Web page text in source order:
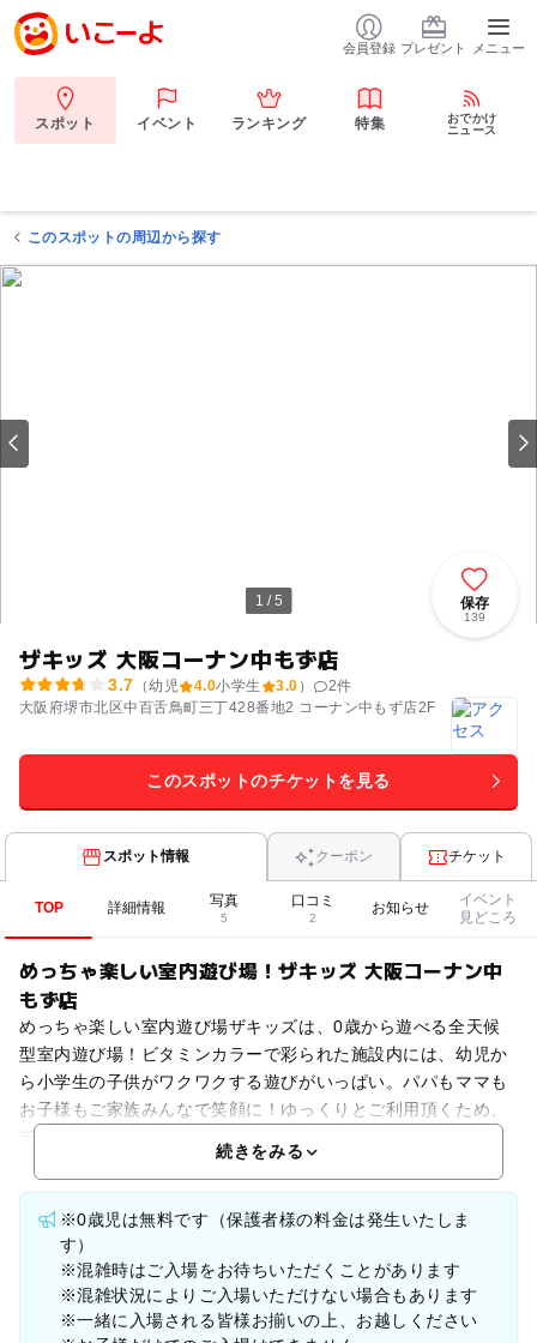
会員登録 プレゼント メニュー
スポット イベント ランキング 特集
おでかけ
ニュース
このスポットの周辺から探す
1 / 5
ザキッズ 大阪コーナン中もず店
3.7 （幼児 4.0小学生 3.0 ） 2件
大阪府堺市北区中百舌鳥町三丁428番地2 コーナン中もず店2F
このスポットのチケットを見る
保存
139
スポット情報 クーポン チケット
TOP 詳細情報 写真
5
口コミ
2
お知らせ
イベント
見どころ
めっちゃ楽しい室内遊び場！ザキッズ 大阪コーナン中
もず店
めっちゃ楽しい室内遊び場ザキッズは、0歳から遊べる全天候
型室内遊び場！ビタミンカラーで彩られた施設内には、幼児か
ら小学生の子供がワクワクする遊びがいっぱい。パパもママも
お子様もご家族みんなで笑顔に！ゆっくりとご利用頂くため、
続きをみる
※0歳児は無料です（保護者様の料金は発生いたしま
す）
※混雑時はご入場をお待ちいただくことがあります
※混雑状況によりご入場いただけない場合もあります
※一緒に入場される皆様お揃いの上、お越しください